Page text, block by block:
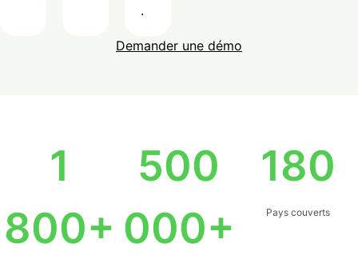
.
Demander une démo
1
800+
500
000+
180
Pays couverts